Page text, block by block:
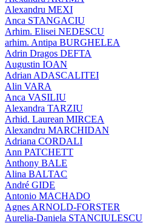
Alexandru MEXI
Anca STANGACIU
Arhim. Elisei NEDESCU
arhim. Antipa BURGHELEA
Adrin Dragos DEFTA
Augustin IOAN
Adrian ADASCALITEI
Alin VARA
Anca VASILIU
Alexandra TARZIU
Arhid. Laurean MIRCEA
Alexandru MARCHIDAN
Adriana CORDALI
Ann PATCHETT
Anthony BALE
Alina BALTAC
André GIDE
Antonio MACHADO
Agnes ARNOLD-FORSTER
Aurelia-Daniela STANCIULESCU